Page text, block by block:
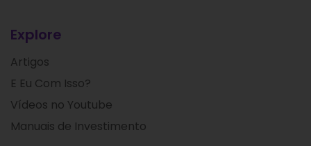
Explore
Artigos
E Eu Com Isso?
Vídeos no Youtube
Manuais de Investimento